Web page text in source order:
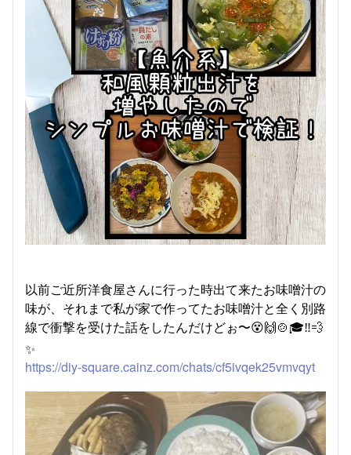
以前ご近所洋食屋さんに行った時出て来たお味噌汁の
味が、それまで私が家で作ってたお味噌汁と全く別路
線で衝撃を受けた話をしたんだけどぉ〜😵🙌🍲🎓‼️💨
✨
https://diy-square.cainz.com/chats/cf5ivqek25vmvqyt